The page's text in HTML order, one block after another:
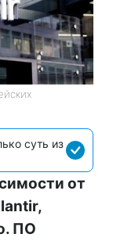
суть из
от
ПО